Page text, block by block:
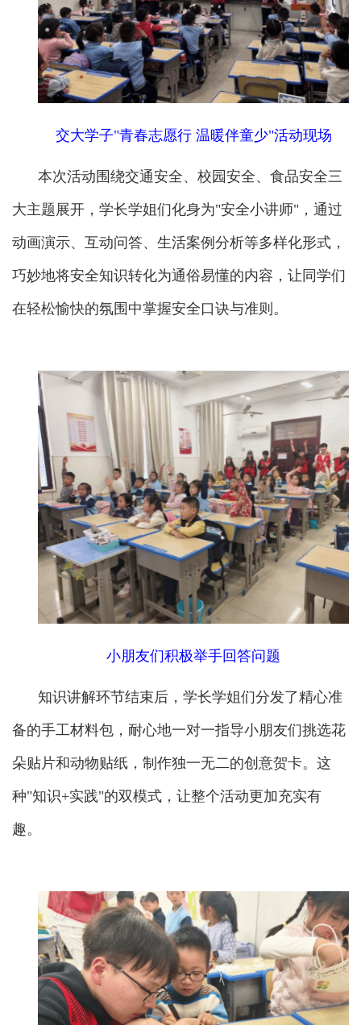
交大学子"青春志愿行 温暖伴童少"活动现场
本次活动围绕交通安全、校园安全、食品安全三
大主题展开，学长学姐们化身为"安全小讲师"，通过
动画演示、互动问答、生活案例分析等多样化形式，
巧妙地将安全知识转化为通俗易懂的内容，让同学们
在轻松愉快的氛围中掌握安全口诀与准则。
小朋友们积极举手回答问题
知识讲解环节结束后，学长学姐们分发了精心准
备的手工材料包，耐心地一对一指导小朋友们挑选花
朵贴片和动物贴纸，制作独一无二的创意贺卡。这
种"知识+实践"的双模式，让整个活动更加充实有
趣。